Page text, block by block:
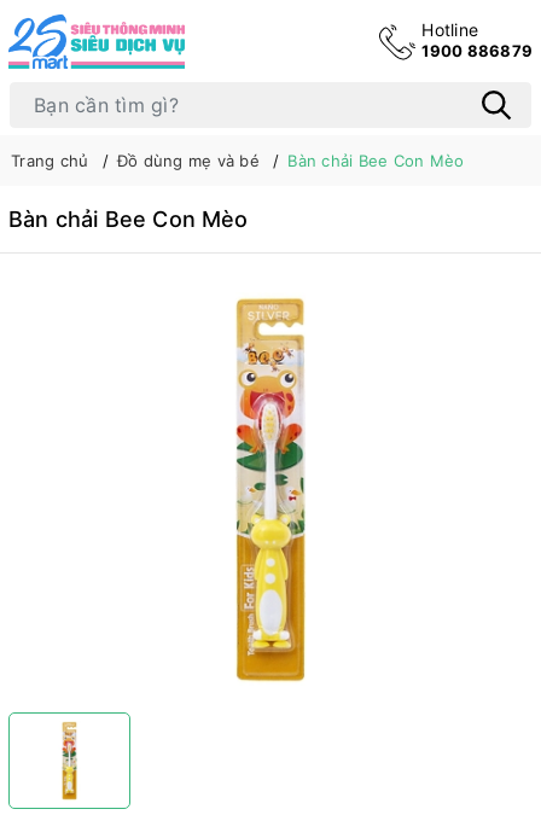
Hotline
1900 886879
Trang chủ Đồ dùng mẹ và bé Bàn chải Bee Con Mèo
Bàn chải Bee Con Mèo